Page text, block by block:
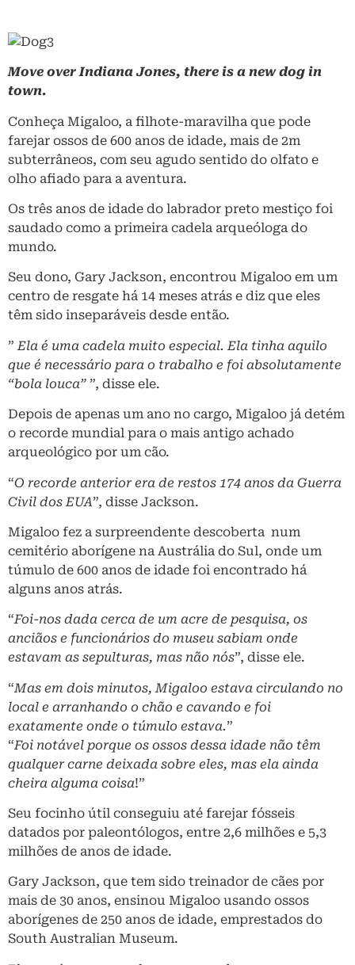
Move over Indiana Jones, there is a new dog in
town.
Conheça Migaloo, a filhote-maravilha que pode
farejar ossos de 600 anos de idade, mais de 2m
subterrâneos, com seu agudo sentido do olfato e
olho afiado para a aventura.
Os três anos de idade do labrador preto mestiço foi
saudado como a primeira cadela arqueóloga do
mundo.
Seu dono, Gary Jackson, encontrou Migaloo em um
centro de resgate há 14 meses atrás e diz que eles
têm sido inseparáveis ​​desde então.
” Ela é uma cadela muito especial. Ela tinha aquilo
que é necessário para o trabalho e foi absolutamente
“bola louca” ”, disse ele.
Depois de apenas um ano no cargo, Migaloo já detém
o recorde mundial para o mais antigo achado
arqueológico por um cão.
“O recorde anterior era de restos 174 anos da Guerra
Civil dos EUA”, disse Jackson.
Migaloo fez a surpreendente descoberta num
cemitério aborígene na Austrália do Sul, onde um
túmulo de 600 anos de idade foi encontrado há
alguns anos atrás.
“Foi-nos dada cerca de um acre de pesquisa, os
anciãos e funcionários do museu sabiam onde
estavam as sepulturas, mas não nós”, disse ele.
“Mas em dois minutos, Migaloo estava circulando no
local e arranhando o chão e cavando e foi
exatamente onde o túmulo estava.”
“Foi notável porque os ossos dessa idade não têm
qualquer carne deixada sobre eles, mas ela ainda
cheira alguma coisa!”
Seu focinho útil conseguiu até farejar fósseis
datados por paleontólogos, entre 2,6 milhões e 5,3
milhões de anos de idade.
Gary Jackson, que tem sido treinador de cães por
mais de 30 anos, ensinou Migaloo usando ossos
aborígenes de 250 anos de idade, emprestados do
South Australian Museum.